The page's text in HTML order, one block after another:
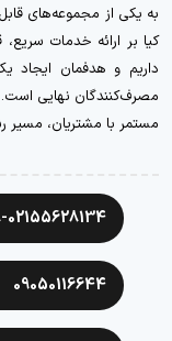
به یکی از مجموعه‌های
کیا بر ارائه خدمات
داریم و هدفمان ایجاد
مصرف‌کنندگان نهایی است.
مستمر با مشتریان، مسیر
09050116644